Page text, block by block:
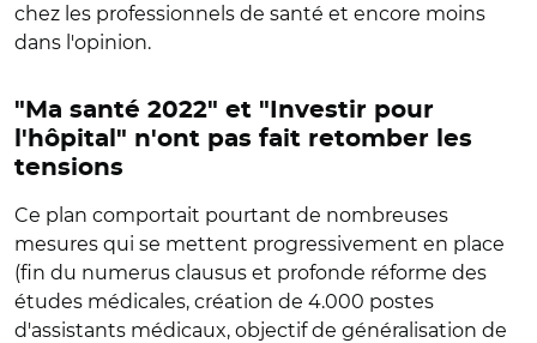
chez les professionnels de santé et encore moins
dans l'opinion.
"Ma santé 2022" et "Investir pour
l'hôpital" n'ont pas fait retomber les
tensions
Ce plan comportait pourtant de nombreuses
mesures qui se mettent progressivement en place
(fin du numerus clausus et profonde réforme des
études médicales, création de 4.000 postes
d'assistants médicaux, objectif de généralisation de